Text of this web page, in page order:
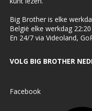
Big Brother is elke
België elke werkdag
En 24/7 via Videoland,
VOLG BIG BROTHER
Facebook